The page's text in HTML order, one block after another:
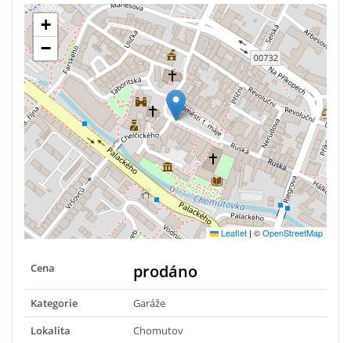
+
−
Leaflet | ©OpenStreetMap
Cena prodáno
Kategorie
Garáže
Lokalita
Chomutov